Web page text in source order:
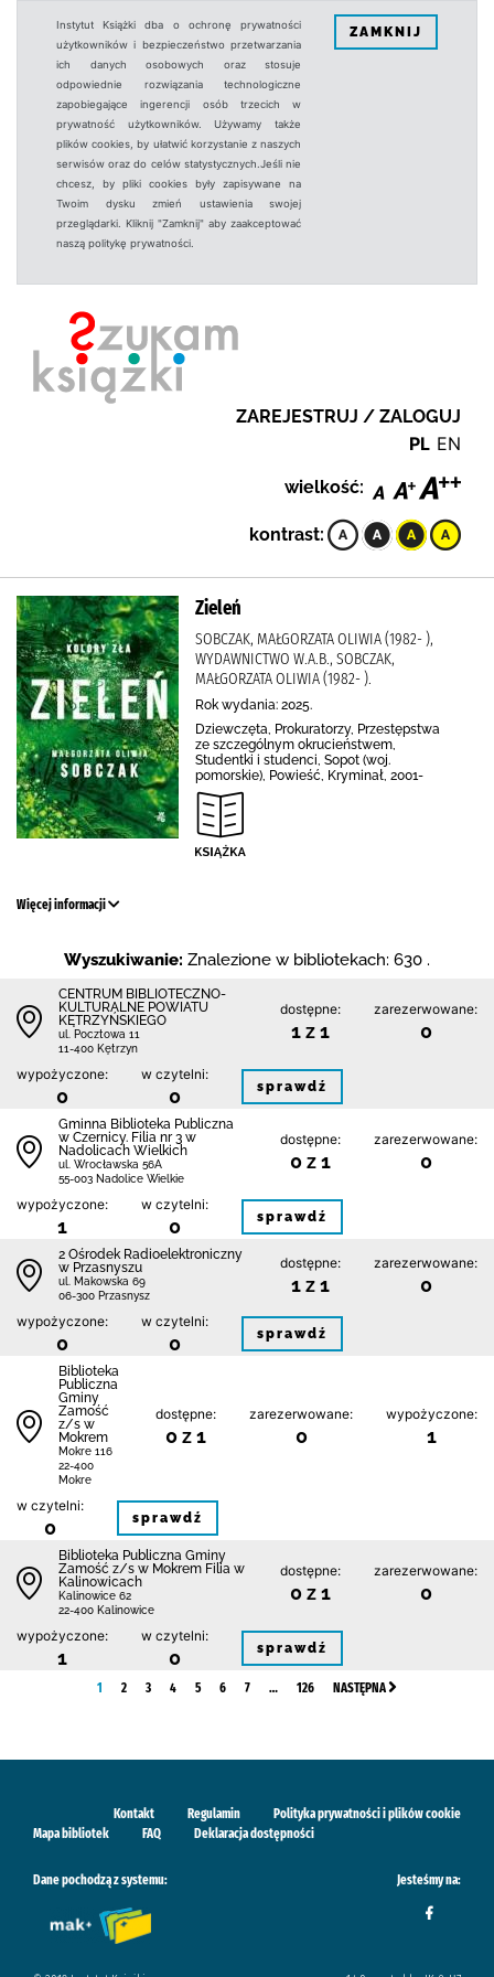
Instytut Książki dba o ochronę prywatności
użytkowników i bezpieczeństwo przetwarzania
ich danych osobowych oraz stosuje
odpowiednie rozwiązania technologiczne
zapobiegające ingerencji osób trzecich w
prywatność użytkowników. Używamy także
plików cookies, by ułatwić korzystanie z naszych
serwisów oraz do celów statystycznych.Jeśli nie
chcesz, by pliki cookies były zapisywane na
Twoim dysku zmień ustawienia swojej
przeglądarki. Kliknij "Zamknij" aby zaakceptować
naszą politykę prywatności.
ZAMKNIJ
ZAREJESTRUJ / ZALOGUJ
PL EN
wielkość:
kontrast:
Zieleń
SOBCZAK, MAŁGORZATA OLIWIA (1982- ),
WYDAWNICTWO W.A.B., SOBCZAK,
MAŁGORZATA OLIWIA (1982- ).
Rok wydania: 2025.
Dziewczęta, Prokuratorzy, Przestępstwa
ze szczególnym okrucieństwem,
Studentki i studenci, Sopot (woj.
pomorskie), Powieść, Kryminał, 2001-
Więcej informacji
Wyszukiwanie: Znalezione w bibliotekach: 630 .
CENTRUM BIBLIOTECZNO-
KULTURALNE POWIATU
KĘTRZYŃSKIEGO
ul. Pocztowa 11
11-400 Kętrzyn
dostępne:
1 z 1
zarezerwowane:
0
wypożyczone:
0
w czytelni:
0 sprawdź
Gminna Biblioteka Publiczna
w Czernicy. Filia nr 3 w
Nadolicach Wielkich
ul. Wrocławska 56A
55-003 Nadolice Wielkie
dostępne:
0 z 1
zarezerwowane:
0
wypożyczone:
1
w czytelni:
0 sprawdź
2 Ośrodek Radioelektroniczny
w Przasnyszu
ul. Makowska 69
06-300 Przasnysz
dostępne:
1 z 1
zarezerwowane:
0
wypożyczone:
0
w czytelni:
0 sprawdź
Biblio­teka
Publiczna
Gminy
Zamość
z/s w
Mokrem
Mokre 116
22-400
Mokre
dostępne:
0 z 1
zarezerwowane:
0
wypożyczone:
1
w czytelni:
0 sprawdź
Biblio­teka Publiczna Gminy
Zamość z/s w Mokrem Filia w
Kalinowicach
Kalinowice 62
22-400 Kalinowice
dostępne:
0 z 1
zarezerwowane:
0
wypożyczone:
1
w czytelni:
0 sprawdź
1 2 3 4 5 6 7 … 126 NASTĘPNA
Kontakt Regulamin
Polityka prywatności i plików cookie
Mapa bibliotek
FAQ Deklaracja dostępności
Dane pochodzą z systemu: Jesteśmy na: